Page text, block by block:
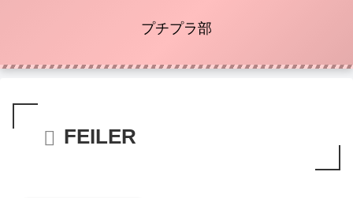
プチプラ部
FEILER